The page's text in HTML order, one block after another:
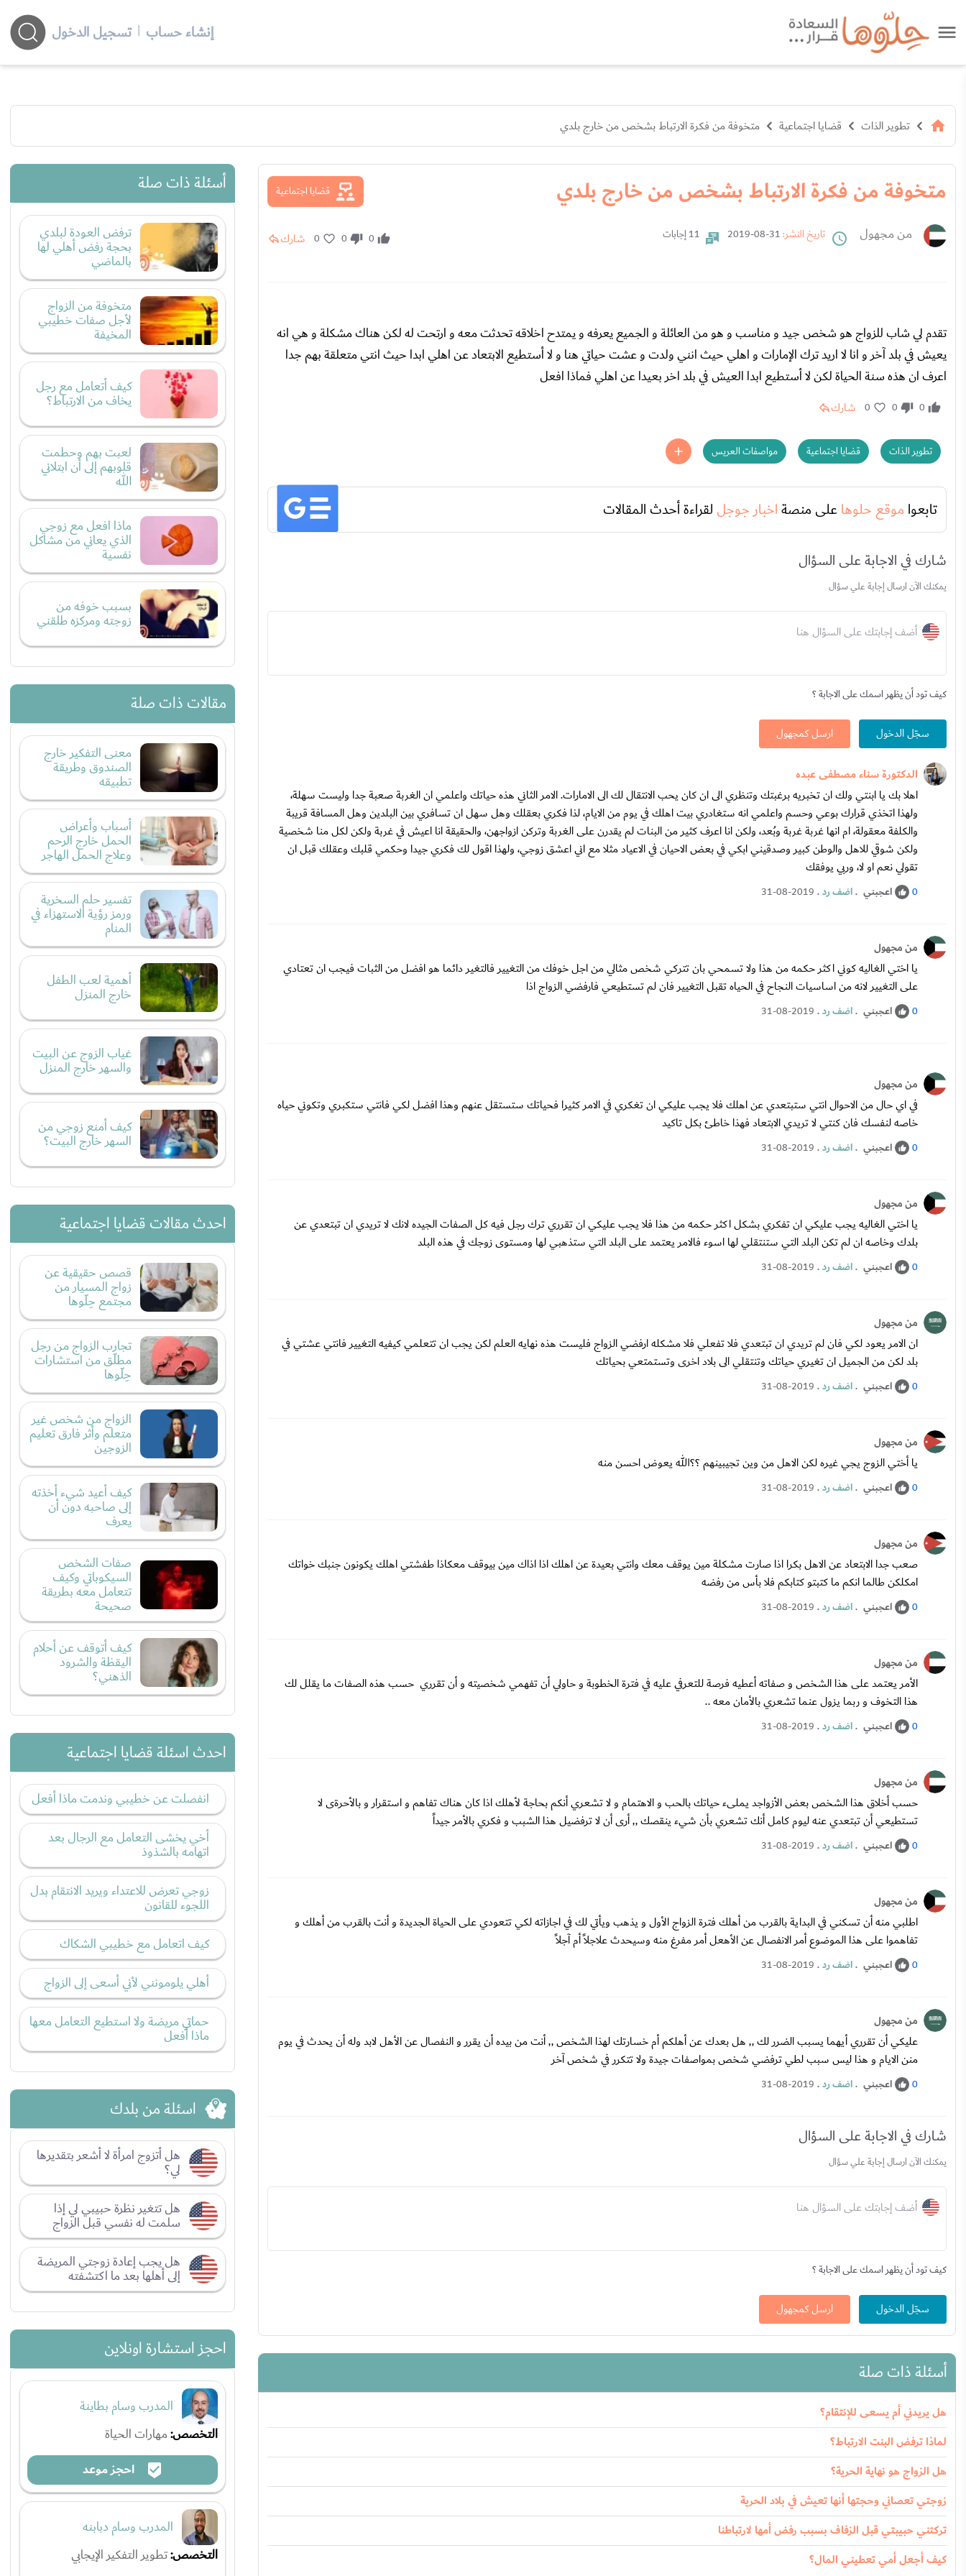
إنشاء حساب | تسجيل الدخول
تطوير الذات قضايا اجتماعية متخوفة من فكرة الارتباط بشخص من خارج بلدي
متخوفة من فكرة الارتباط بشخص من خارج بلدي قضايا اجتماعية
من مجهول تاريخ النشر: 11 إجابات 0
0
0 شارك
تقدم لي شاب للزواج هو شخص جيد و مناسب و هو من العائلة و الجميع يعرفه و يمتدح اخلاقه تحدثت معه و ارتحت له لكن هناك مشكلة و هي انه
يعيش في بلد آخر و انا لا اريد ترك الإمارات و اهلي حيث انني ولدت و عشت حياتي هنا و لا أستطيع الابتعاد عن اهلي ابدا حيث انتي متعلقة بهم جدا
اعرف ان هذه سنة الحياة لكن لا أستطيع ابدا العيش في بلد اخر بعيدا عن اهلي فماذا افعل
0
0
0 شارك
تطوير الذات قضايا اجتماعية مواصفات العريس
تابعوا موقع حلوهاعلى منصةاخبار جوجل لقراءة أحدث المقالات
شارك في الاجابة على السؤال
يمكنك الآن ارسال إجابة علي سؤال
أضف إجابتك على السؤال هنا
كيف تود أن يظهر اسمك على الاجابة ؟
سجّل الدخول ارسل كمجهول
الدكتورة سناء مصطفى عبده
اهلا بك يا ابنتي ولك ان تخبريه برغبتك وتنظري الى ان كان يحب الانتقال لك الى الامارات. الامر الثاني هذه حياتك واعلمي ان الغربة صعبة جدا وليست سهلة،
ولهذا اتخذي قرارك بوعي وحسم واعلمي انه ستغادري بيت اهلك في يوم من الايام، لذا فكري بعقلك وهل سهل ان تسافري بين البلدين وهل المسافة قريبة
والكلفة معقولة، ام انها غربة غربة وبُعد، ولكن انا اعرف كثير من البنات لم يقدرن على الغربة وتركن ازواجهن، والحقيقة انا اعيش في غربة ولكن لكل منا شخصية
ولكن شوقي للاهل والوطن كبير وصدقيني ابكي في بعض الاحيان في الاعياد مثلا مع اني اعشق زوجي، ولهذا اقول لك فكري جيدا وحكمي قلبك وعقلك قبل ان
تقولي نعم او لا، وربي يوفقك
0 اعجبني .اضف رد.
31-08-2019
من مجهول
يا اختي الغاليه كوني اكثر حكمه من هذا ولا تسمحي بان تتركي شخص مثالي من اجل خوفك من التغيير فالتغير دائما هو افضل من الثبات فيجب ان تعتادي
على التغيير لانه من اساسيات النجاح في الحياه تقبل التغيير فان لم تستطيعي فارفضي الزواج اذا
0 اعجبني .اضف رد.
31-08-2019
من مجهول
في اي حال من الاحوال انتي ستبتعدي عن اهلك فلا يجب عليكي ان تغكري في الامر كثيرا فحياتك ستستقل عنهم وهذا افضل لكي فانتي ستكبري وتكوني حياه
خاصه لنفسك فان كنتي لا تريدي الابتعاد فهذا خاطئ بكل تاكيد
0 اعجبني .اضف رد.
31-08-2019
من مجهول
يا اختي الغاليه يجب عليكي ان تفكري بشكل اكثر حكمه من هذا فلا يجب عليكي ان تقرري ترك رجل فيه كل الصفات الجيده لانك لا تريدي ان تبتعدي عن
بلدك وخاصه ان لم تكن البلد التي ستنتقلي لها اسوء فالامر يعتمد على البلد التي ستذهبي لها ومستوى زوجك في هذه البلد
0 اعجبني .اضف رد.
31-08-2019
من مجهول
ان الامر يعود لكي فان لم تريدي ان تبتعدي فلا تفعلي فلا مشكله ارفضي الزواج فليست هذه نهايه العلم لكن يجب ان تتعلمي كيفيه التغيير فانتي عشتي في
بلد لكن من الجميل ان تغيري حياتك وتنتقلي الى بلاد اخرى وتستمتعي بحياتك
0 اعجبني .اضف رد.
31-08-2019
من مجهول
يا أختي الزوج يجي غيره لكن الاهل من وين تجيبينهم ؟؟الله يعوض احسن منه
0 اعجبني .اضف رد.
31-08-2019
من مجهول
صعب جدا الابتعاد عن الاهل بكرا اذا صارت مشكلة مين يوقف معك وانتي بعيدة عن اهلك اذا اذاك مين بيوقف معكاذا طفشتي اهلك يكونون جنبك خواتك
امكلكن طالما انكم ما كتبتو كتابكم فلا بأس من رفضه
0 اعجبني .اضف رد.
31-08-2019
من مجهول
الأمر يعتمد على هذا الشخص و صفاته أعطيه فرصة للتعرفي عليه في فترة الخطوبة و حاولي أن تفهمي شخصيته و أن تقرري حسب هذه الصفات ما يقلل لك
هذا التخوف و ربما يزول عنما تشعري بالأمان معه ..
0 اعجبني .اضف رد.
31-08-2019
من مجهول
حسب أخلاق هذا الشخص بعض الأزواجد يملىء حياتك بالحب و الاهتمام و لا تشعري أنكم بحاجة لأهلك اذا كان هناك تفاهم و استقرار و بالأحرةى لا
تستطيعي أن تبتعدي عنه ليوم كامل أنك تشعري بأن شيء ينقصك ,, أرى أن لا ترفضيل هذا الشبب و فكري بالأمر جيداً
0 اعجبني .اضف رد.
31-08-2019
من مجهول
اطلبي منه أن تسكني في البداية بالقرب من أهلك فترة الزواج الأول و يذهب ويأتي لك في اجازاته لكي تتعودي على الحياة الجديدة و أنت بالقرب من أهلك و
تفاهموا على هذا الموضوع أمر الانفصال عن الأهعل أمر مفرغ منه وسيحدث علاجلاً أم آجلاً
0 اعجبني .اضف رد.
31-08-2019
من مجهول
عليكي أن تقرري أيهما يسبب الضرر لك ,, هل بعدك عن أهلكم أم خسارتك لهذا الشخص ,, أنت من بيده أن يقرر و النفصال عن الأهل لابد وله أن يحدث في يوم
منن الايام و هذا ليس سبب لطي ترفضي شخص بمواصفات جيدة ولا تتكرر في شخص آخر
0 اعجبني .اضف رد.
31-08-2019
شارك في الاجابة على السؤال
يمكنك الآن ارسال إجابة علي سؤال
أضف إجابتك على السؤال هنا
كيف تود أن يظهر اسمك على الاجابة ؟
سجّل الدخول ارسل كمجهول
أسئلة ذات صلة
هل يريدني أم يسعى للإنتقام؟
لماذا ترفض البنت الارتباط؟
هل الزواج هو نهاية الحرية؟
زوجتي تعصاني وحجتها أنها تعيش في بلاد الحرية
تركتني حبيبتي قبل الزفاف بسبب رفض أمها لارتباطنا
كيف أجعل أمي تعطيني المال؟
أسئلة ذات صلة
ترفض العودة لبلدي
بحجة رفض أهلي لها
بالماضي
متخوفة من الزواج
لأجل صفات خطيبي
المخيفة
كيف أتعامل مع رجل
يخاف من الارتباط؟
لعبت بهم وحطمت
قلوبهم إلى أن ابتلاني
الله
ماذا افعل مع زوجي
الذي يعاني من مشاكل
نفسية
بسبب خوفه من
زوجته ومركزه طلقني
مقالات ذات صلة
معنى التفكير خارج
الصندوق وطريقة
تطبيقه
أسباب وأعراض
الحمل خارج الرحم
وعلاج الحمل الهاجر
تفسير حلم السخرية
ورمز رؤية الاستهزاء في
المنام
أهمية لعب الطفل
خارج المنزل
غياب الزوج عن البيت
والسهر خارج المنزل
كيف أمنع زوجي من
السهر خارج البيت؟
احدث مقالات قضايا اجتماعية
قصص حقيقية عن
زواج المسيار من
مجتمع حِلّوها
تجارب الزواج من رجل
مطلّق من استشارات
حِلّوها
الزواج من شخص غير
متعلم وأثر فارق تعليم
الزوجين
كيف أعيد شيء أخذته
إلى صاحبه دون أن
يعرف
صفات الشخص
السيكوباتي وكيف
تتعامل معه بطريقة
صحيحة
كيف أتوقف عن أحلام
اليقظة والشرود
الذهني؟
احدث اسئلة قضايا اجتماعية
انفصلت عن خطيبي وندمت ماذا أفعل
أخي يخشى التعامل مع الرجال بعد
اتهامه بالشذوذ
زوجي تعرض للاعتداء ويريد الانتقام بدل
اللجوء للقانون
كيف اتعامل مع خطيبي الشكاك
أهلي يلومونني لأني أسعى إلى الزواج
حماتي مريضة ولا استطيع التعامل معها
ماذا أفعل
اسئلة من بلدك
هل أتزوج امرأة لا أشعر بتقديرها
لي؟
هل تتغير نظرة حبيبي لي إذا
سلمت له نفسي قبل الزواج
هل يجب إعادة زوجتي المريضة
إلى أهلها بعد ما اكتشفته
احجز استشارة اونلاين
المدرب وسام بطاينة
التخصص:مهارات الحياة
احجز موعد
المدرب وسام دبابنه
التخصص:تطوير التفكير الإيجابي